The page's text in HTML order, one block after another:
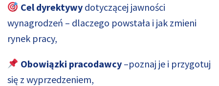
Cel dyrektywydotyczącej jawności
wynagrodzeń – dlaczego powstała i jak zmieni
rynek pracy,
Obowiązki pracodawcy–poznaj je i przygotuj
się z wyprzedzeniem,